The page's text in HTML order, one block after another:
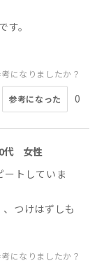
。
になりましたか？
参考になった 0
代
女性
ートしていま
つけはずしも
になりましたか？